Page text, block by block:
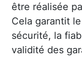
être réalisée
Cela garantit
sécurité, la
validité des